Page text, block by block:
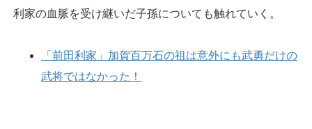
利家の血脈を受け継いだ子孫についても触れていく。
「前田利家」加賀百万石の祖は意外にも武勇だけの
武将ではなかった！